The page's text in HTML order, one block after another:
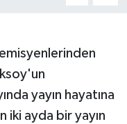
yayın hayatına
iki ayda bir yayın